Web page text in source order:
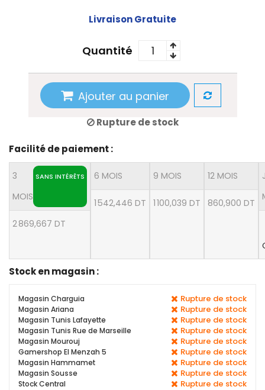
Livraison Gratuite
Quantité
Ajouter au panier
Rupture de stock
Facilité de paiement :
3
MOIS
SANS INTÉRÊTS
2 869,667 DT
6 MOIS
1 542,446 DT
9 MOIS
1 100,039 DT
12 MOIS
860,900 DT
Stock en magasin :
Magasin Charguia Rupture de stock
Magasin Ariana Rupture de stock
Magasin Tunis Lafayette Rupture de stock
Magasin Tunis Rue de Marseille Rupture de stock
Magasin Mourouj Rupture de stock
Gamershop El Menzah 5 Rupture de stock
Magasin Hammamet Rupture de stock
Magasin Sousse Rupture de stock
Stock Central Rupture de stock